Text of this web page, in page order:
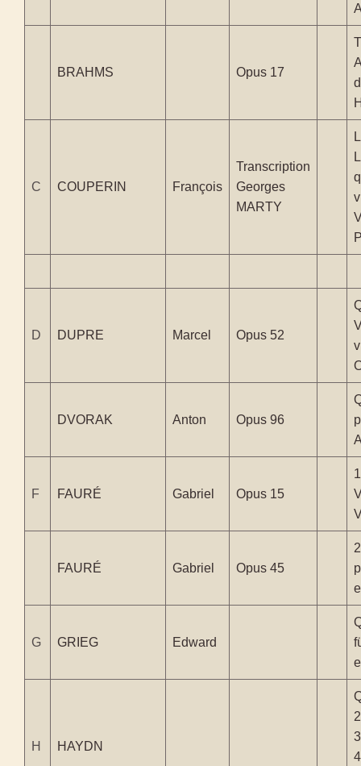
BRAHMS Opus 17
C COUPERIN François
Transcription
Georges
MARTY
D DUPRE Marcel Opus 52
DVORAK Anton Opus 96
F FAURÉ Gabriel Opus 15
FAURÉ Gabriel Opus 45
G GRIEG Edward
H HAYDN